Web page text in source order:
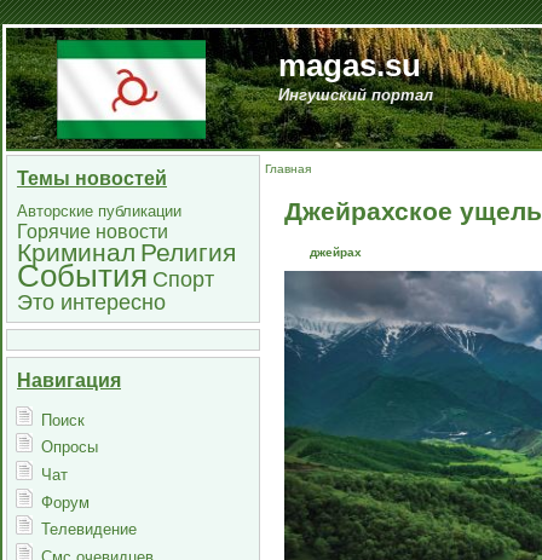
magas.su
Ингушский портал
Темы новостей
Авторские публикации
Горячие новости
Криминал Религия
События Спорт
Это интересно
Навигация
Поиск
Опросы
Чат
Форум
Телевидение
Главная
Джейрахское
джейрах